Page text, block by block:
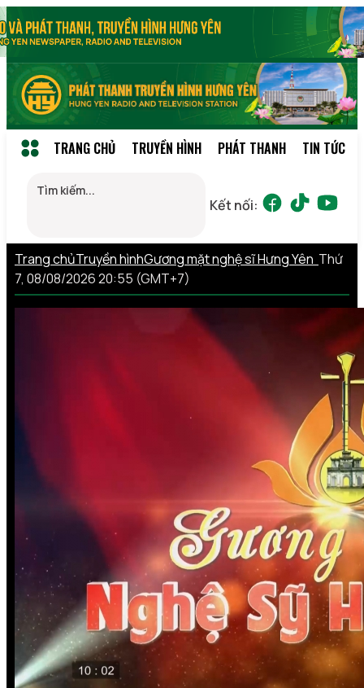
TRANG CHỦ TRUYỀN HÌNH PHÁT THANH TIN TỨC
Kết nối:
Trang chủTruyền hìnhGương mặt nghệ sĩ Hưng Yên Thứ
7, 08/08/2026 20:55 (GMT+7)